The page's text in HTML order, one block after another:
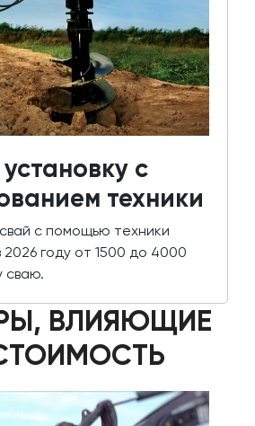
с
техники
с помощью техники
2026 году от 1500 до 4000
сваю.
ВЛИЯЮЩИЕ